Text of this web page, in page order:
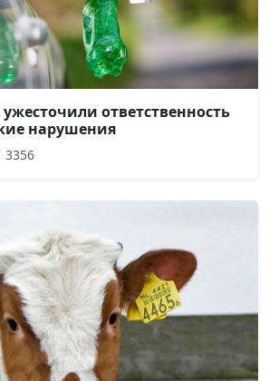
ответственность
нарушения
3356